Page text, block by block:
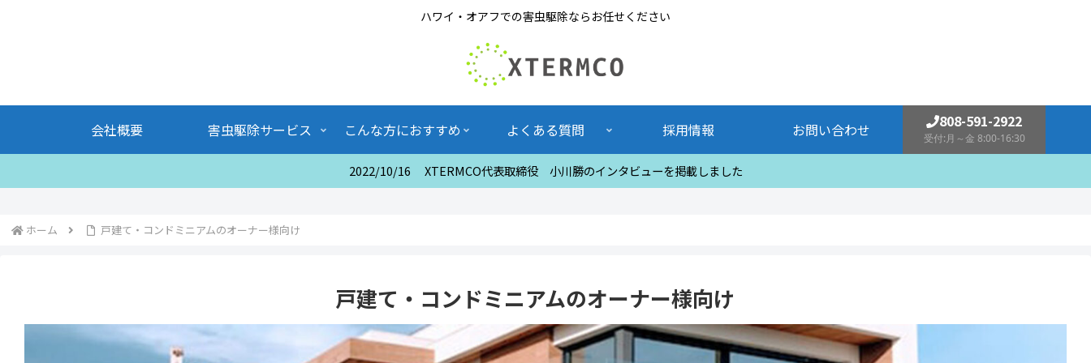
ハワイ・オアフでの害虫駆除ならお任せください
会社概要 害虫駆除サービス こんな方におすすめ よくある質問 採用情報 お問い合わせ 808-591-2922
受付:月～金 8:00-16:30
2022/10/16 XTERMCO代表取締役 小川勝のインタビューを掲載しました
ホーム 戸建て・コンドミニアムのオーナー様向け
戸建て・コンドミニアムのオーナー様向け